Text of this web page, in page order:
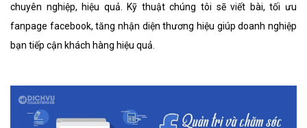
chuyên nghiệp, hiệu quả. Kỹ thuật chúng tôi sẽ viết bài, tối ưu
fanpage facebook, tăng nhận diện thương hiệu giúp doanh nghiệp
bạn tiếp cận khách hàng hiệu quả.